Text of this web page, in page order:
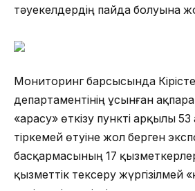
тәуекелдердің пайда болуына
Мониторинг барсысында
департаментінің ұсынған
«Қарасу» өткізу пункті арқылы 53
тіркемей өтуіне жол берген
басқармасының 17
қызметтік тексеру жүргізілмей